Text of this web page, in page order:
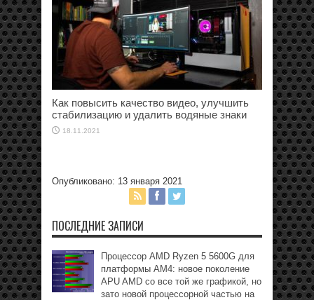
Как повысить качество видео, улучшить
стабилизацию и удалить водяные знаки
18.11.2021
Опубликовано: 13 января 2021
ПОСЛЕДНИЕ ЗАПИСИ
Процессор AMD Ryzen 5 5600G для
платформы АМ4: новое поколение
APU AMD со все той же графикой, но
зато новой процессорной частью на